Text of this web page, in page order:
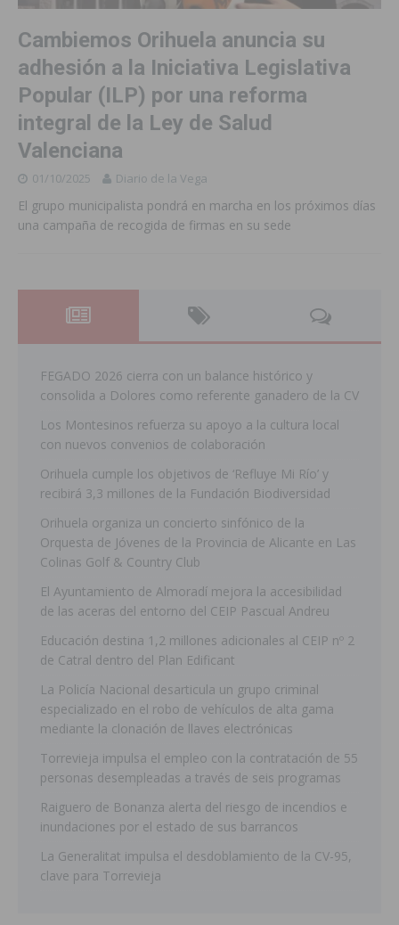
Cambiemos Orihuela anuncia su
adhesión a la Iniciativa Legislativa
Popular (ILP) por una reforma
integral de la Ley de Salud
Valenciana
01/10/2025 Diario de la Vega
El grupo municipalista pondrá en marcha en los próximos días
una campaña de recogida de firmas en su sede
FEGADO 2026 cierra con un balance histórico y
consolida a Dolores como referente ganadero de la CV
Los Montesinos refuerza su apoyo a la cultura local
con nuevos convenios de colaboración
Orihuela cumple los objetivos de ‘Refluye Mi Río’ y
recibirá 3,3 millones de la Fundación Biodiversidad
Orihuela organiza un concierto sinfónico de la
Orquesta de Jóvenes de la Provincia de Alicante en Las
Colinas Golf & Country Club
El Ayuntamiento de Almoradí mejora la accesibilidad
de las aceras del entorno del CEIP Pascual Andreu
Educación destina 1,2 millones adicionales al CEIP nº 2
de Catral dentro del Plan Edificant
La Policía Nacional desarticula un grupo criminal
especializado en el robo de vehículos de alta gama
mediante la clonación de llaves electrónicas
Torrevieja impulsa el empleo con la contratación de 55
personas desempleadas a través de seis programas
Raiguero de Bonanza alerta del riesgo de incendios e
inundaciones por el estado de sus barrancos
La Generalitat impulsa el desdoblamiento de la CV-95,
clave para Torrevieja